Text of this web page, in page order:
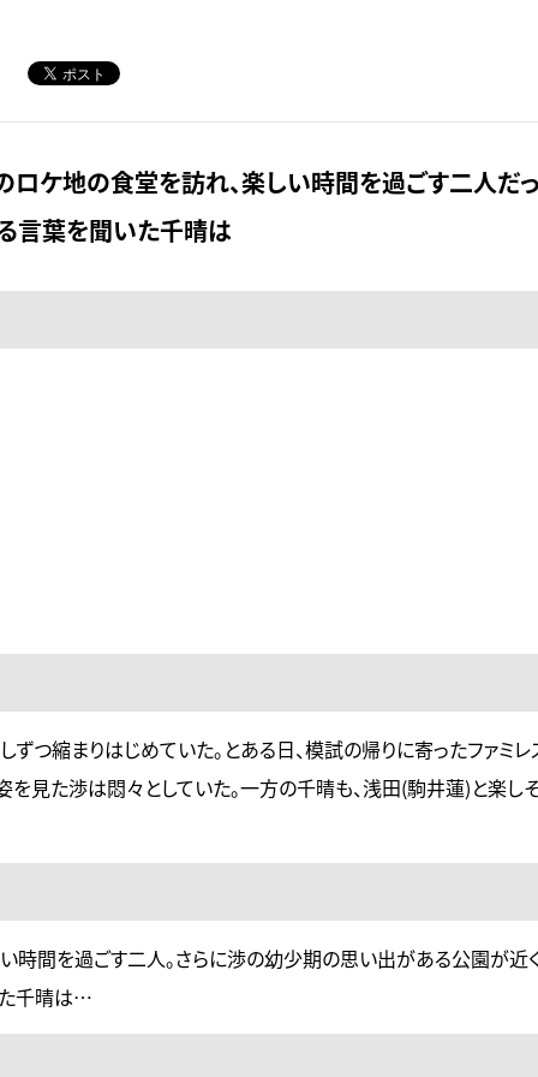
ケ地の食堂を訪れ、楽しい時間を過ごす二人だ
言葉を聞いた千晴は
縮まりはじめていた。とある日、模試の帰りに寄ったファミレ
見た渉は悶々としていた。一方の千晴も、浅田(駒井蓮)と楽し
時間を過ごす二人。さらに渉の幼少期の思い出がある公園が近
た千晴は…